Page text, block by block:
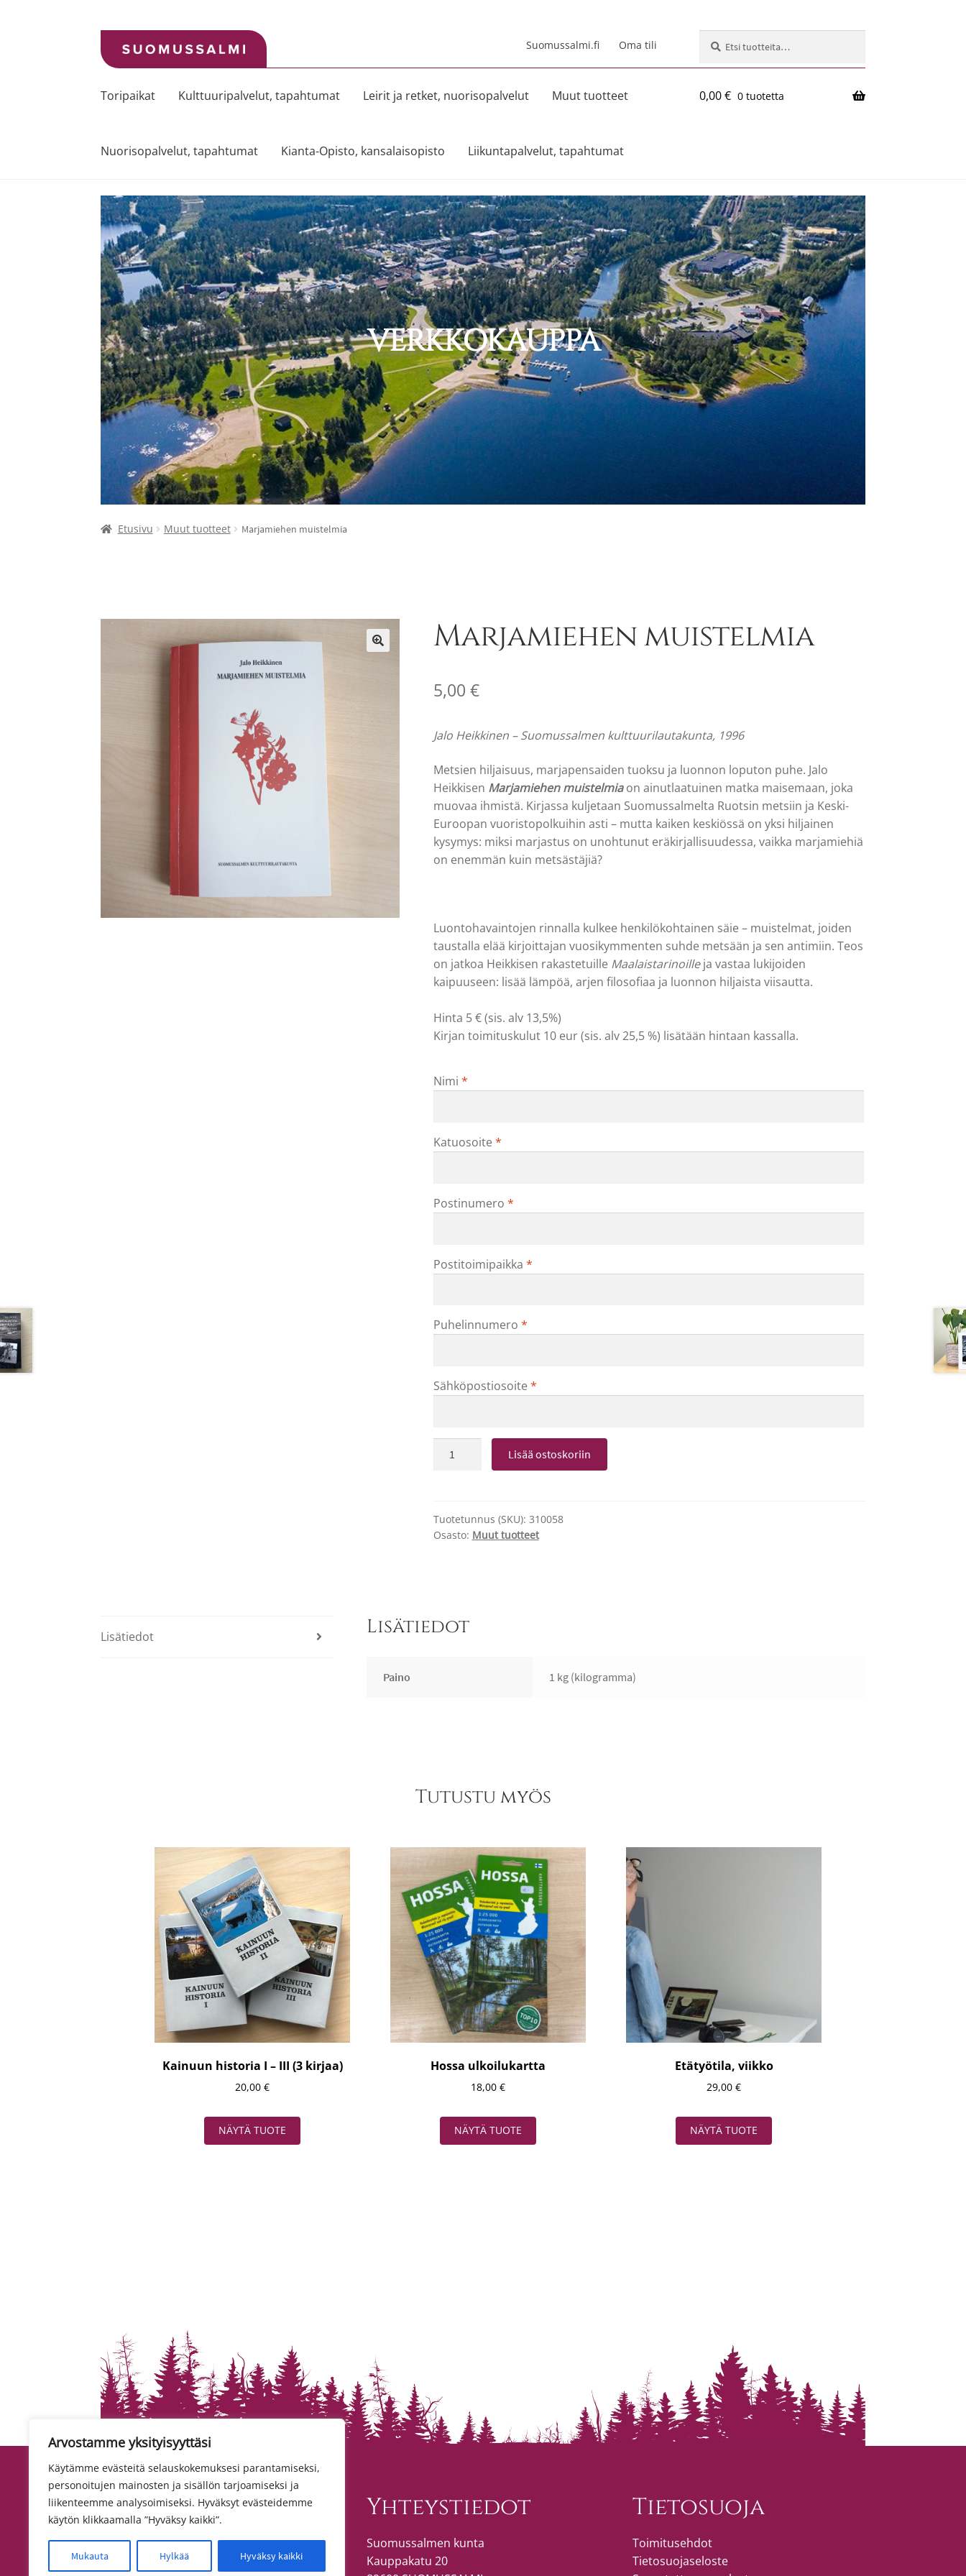
Arvostamme yksityisyyttäsi
Käytämme evästeitä selauskokemuksesi parantamiseksi,
personoitujen mainosten ja sisällön tarjoamiseksi ja
liikenteemme analysoimiseksi. Hyväksyt evästeidemme
käytön klikkaamalla ”Hyväksy kaikki”.
Mukauta Hylkää Hyväksy kaikki
navigointiin
sisältöön
Suomussalmi.fi Oma tili
Toripaikat Kulttuuripalvelut, tapahtumat Leirit ja retket, nuorisopalvelut Muut tuotteet
Nuorisopalvelut, tapahtumat Kianta-Opisto, kansalaisopisto Liikuntapalvelut, tapahtumat
0,00€ 0 tuotetta
VERKKOKAUPPA
Etusivu Muut tuotteet Marjamiehen muistelmia
Marjamiehen muistelmia
5,00 €
Jalo Heikkinen – Suomussalmen kulttuurilautakunta, 1996
Metsien hiljaisuus, marjapensaiden tuoksu ja luonnon loputon puhe. Jalo
Heikkisen Marjamiehen muistelmiaon ainutlaatuinen matka maisemaan, joka
muovaa ihmistä. Kirjassa kuljetaan Suomussalmelta Ruotsin metsiin ja Keski-
Euroopan vuoristopolkuihin asti – mutta kaiken keskiössä on yksi hiljainen
kysymys: miksi marjastus on unohtunut eräkirjallisuudessa, vaikka marjamiehiä
on enemmän kuin metsästäjiä?
Luontohavaintojen rinnalla kulkee henkilökohtainen säie – muistelmat, joiden
taustalla elää kirjoittajan vuosikymmenten suhde metsään ja sen antimiin. Teos
on jatkoa Heikkisen rakastetuille Maalaistarinoilleja vastaa lukijoiden
kaipuuseen: lisää lämpöä, arjen filosofiaa ja luonnon hiljaista viisautta.
Hinta 5 € (sis. alv 13,5%)
Kirjan toimituskulut 10 eur (sis. alv 25,5 %) lisätään hintaan kassalla.
Nimi *
Katuosoite *
Postinumero *
Postitoimipaikka *
Puhelinnumero *
Sähköpostiosoite *
Lisää ostoskoriin
Tuotetunnus (SKU): 310058
Osasto: Muut tuotteet
Lisätiedot Lisätiedot
Paino 1 kg (kilogramma)
Tutustu myös
Kainuun historia I – III (3 kirjaa)
20,00 €
NÄYTÄ TUOTE
Hossa ulkoilukartta
18,00 €
NÄYTÄ TUOTE
Etätyötila, viikko
29,00 €
NÄYTÄ TUOTE
Yhteystiedot
Suomussalmen kunta
Kauppakatu 20
Tietosuoja
Toimitusehdot
Tietosuojaseloste